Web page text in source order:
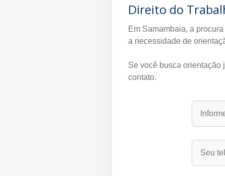
Direito do
Em Samambaia, a
a necessidade de
Se você busca orientação
contato.